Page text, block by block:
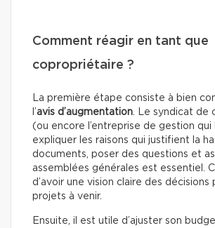
Comment réagir en tant que
copropriétaire ?
La première étape consiste à bien
l’avis d’augmentation. Le syndicat de
(ou encore l’entreprise de gestion
expliquer les raisons qui justifient la
documents, poser des questions et
assemblées générales est essentiel.
d’avoir une vision claire des décisions
projets à venir.
Ensuite, il est utile d’ajuster son